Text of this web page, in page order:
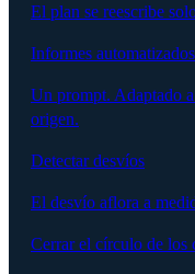
El plan se reescribe
Informes
Un prompt. Adaptado
origen.
Detectar desvíos
El desvío aflora a
Cerrar el círculo de los